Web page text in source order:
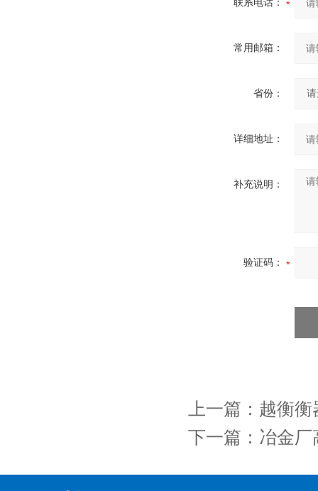
联系电话：
常用邮箱：
省份：
详细地址：
补充说明：
验证码：
上一篇： 越衡衡
下一篇： 冶金厂